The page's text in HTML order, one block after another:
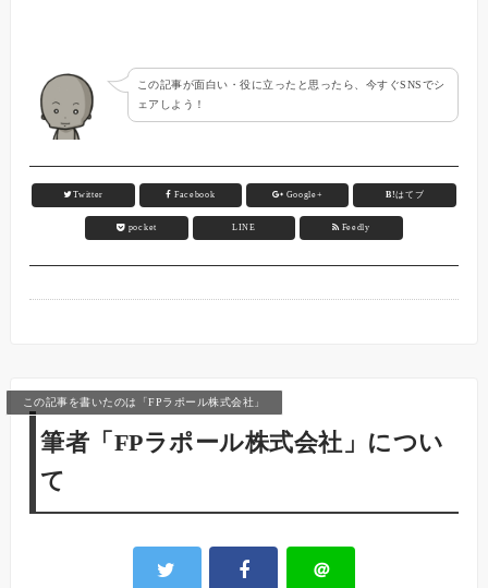
この記事が面白い・役に立ったと思ったら、今すぐSNSでシ
ェアしよう！
Twitter Facebook Google+ B!はてブ
pocket LINE Feedly
この記事を書いたのは「FPラポール株式会社」
筆者「FPラポール株式会社」につい
て
＠